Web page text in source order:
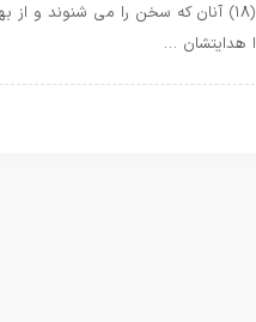
الْأَلْبَابِ ﴿١٨﴾ آنان که سخن را می شنوند
هدایتشان …